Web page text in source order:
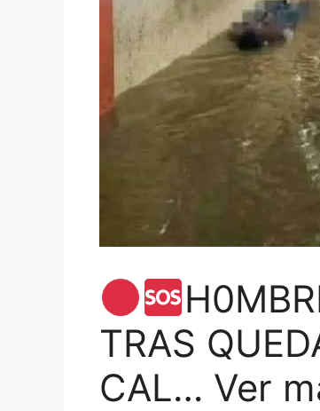
TRAS
CAL… Ver